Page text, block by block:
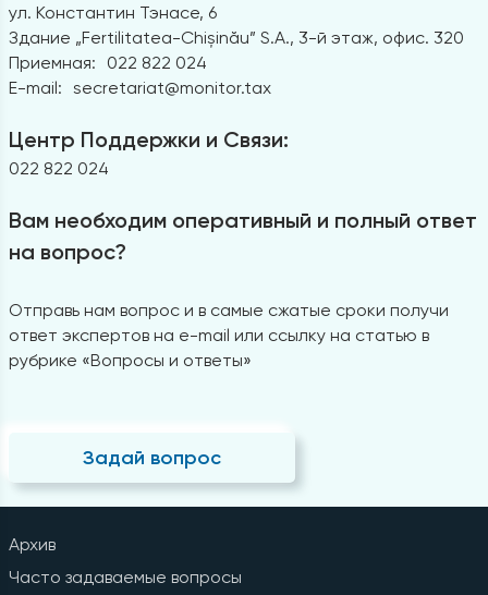
ул. Константин Тэнасе, 6
Здание „Fertilitatea-Chișinău” S.A., 3-й этаж, офис. 320
Приемная:
022 822 024
E-mail: secretariat@monitor.tax
Центр Поддержки и Связи:
022 822 024
Вам необходим оперативный и полный ответ
на вопрос?
Отправь нам вопрос и в самые сжатые сроки получи
ответ экспертов на e-mail или ссылку на статью в
рубрике «Вопросы и ответы»
Задай вопрос
Архив
Часто задаваемые вопросы